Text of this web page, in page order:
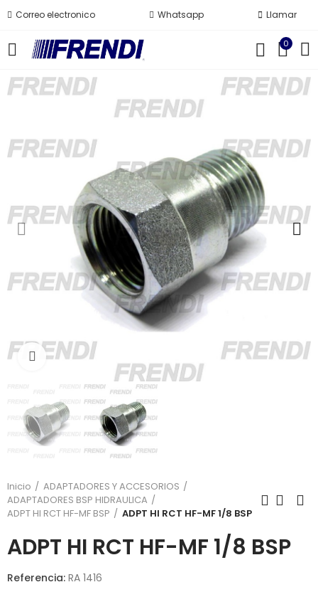
Correo electronico Whatsapp Llamar
0
Click para agrandar
Inicio
ADAPTADORES Y ACCESORIOS
ADAPTADORES BSP HIDRAULICA
ADPT HI RCT HF-MF BSP
ADPT HI RCT HF-MF 1/8 BSP
ADPT HI RCT HF-MF 1/8 BSP
Referencia: RA 1416